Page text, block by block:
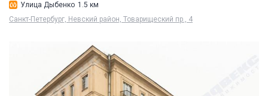
Улица Дыбенко 1.5 км
Санкт-Петербург, Невский район, Товарищеский пр., 4